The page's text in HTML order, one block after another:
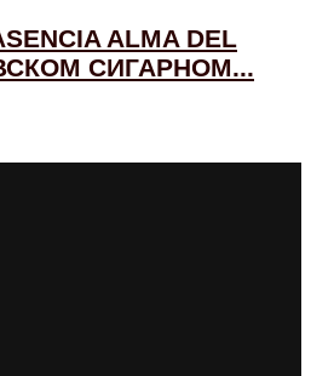
ALMA DEL
СИГАРНОМ...